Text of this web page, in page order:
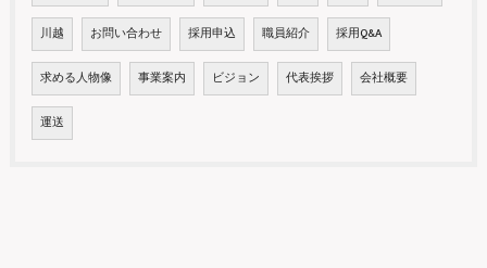
川越 お問い合わせ 採用申込 職員紹介 採用Q&A
求める人物像 事業案内 ビジョン 代表挨拶 会社概要
運送